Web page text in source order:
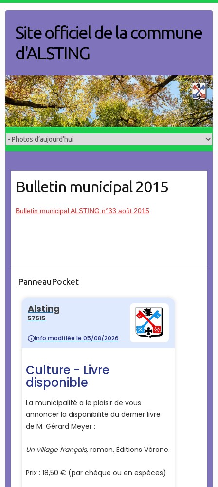
contentSite officiel de la commune
d'ALSTING
Bulletin municipal 2015
Bulletin municipal ALSTING n°33 août 2015
PanneauPocket